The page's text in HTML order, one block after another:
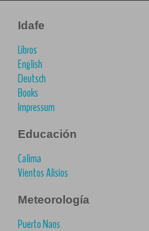
Idafe
Libros
English
Deutsch
Books
Impressum
Educación
Calima
Vientos Alisios
Meteorología
Puerto Naos